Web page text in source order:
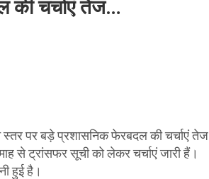
की चर्चाएं तेज…
पर बड़े प्रशासनिक फेरबदल की चर्चाएं तेज
से ट्रांसफर सूची को लेकर चर्चाएं जारी हैं।
हुई है।